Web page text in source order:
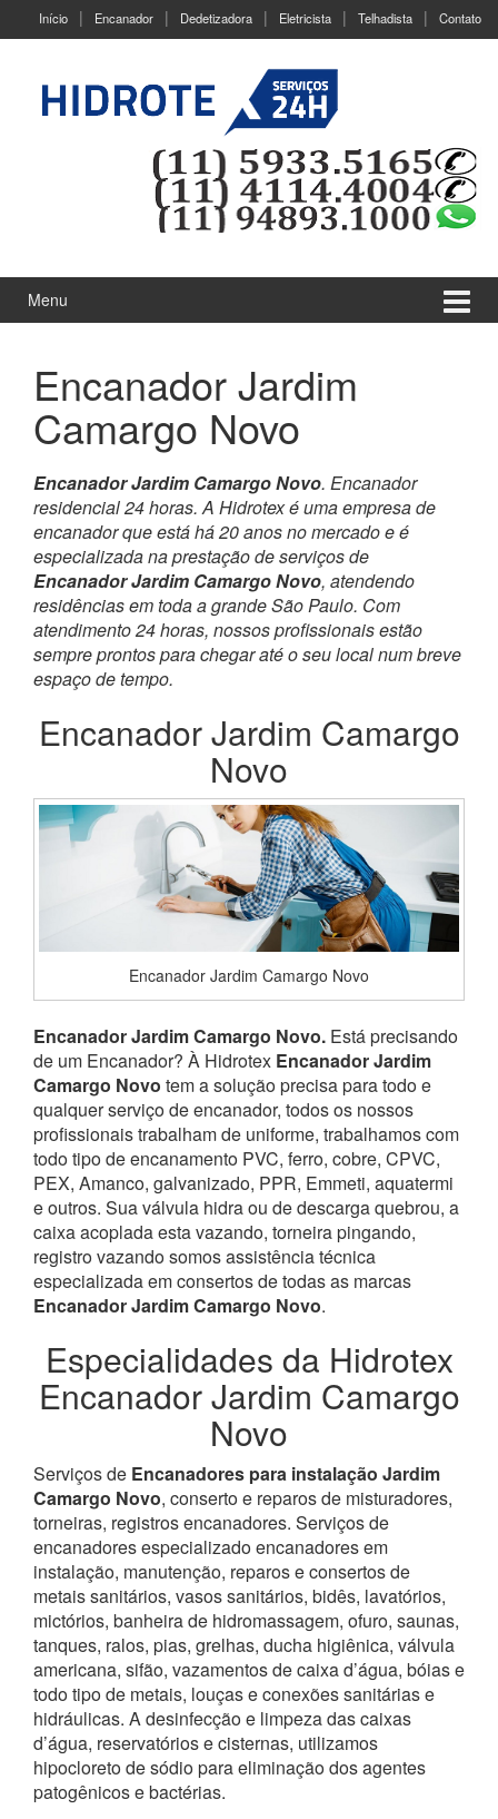
Início Encanador Dedetizadora Eletricista Telhadista Contato
Menu
Encanador Jardim
Camargo Novo
Encanador Jardim Camargo Novo. Encanador
residencial 24 horas. A Hidrotex é uma empresa de
encanador que está há 20 anos no mercado e é
especializada na prestação de serviços de
Encanador Jardim Camargo Novo, atendendo
residências em toda a grande São Paulo. Com
atendimento 24 horas, nossos profissionais estão
sempre prontos para chegar até o seu local num breve
espaço de tempo.
Encanador Jardim Camargo
Novo
Encanador Jardim Camargo Novo
Encanador Jardim Camargo Novo. Está precisando
de um Encanador? À Hidrotex Encanador Jardim
Camargo Novo tem a solução precisa para todo e
qualquer serviço de encanador, todos os nossos
profissionais trabalham de uniforme, trabalhamos com
todo tipo de encanamento PVC, ferro, cobre, CPVC,
PEX, Amanco, galvanizado, PPR, Emmeti, aquatermi
e outros. Sua válvula hidra ou de descarga quebrou, a
caixa acoplada esta vazando, torneira pingando,
registro vazando somos assistência técnica
especializada em consertos de todas as marcas
Encanador Jardim Camargo Novo.
Especialidades da Hidrotex
Encanador Jardim Camargo
Novo
Serviços de Encanadores para instalação Jardim
Camargo Novo, conserto e reparos de misturadores,
torneiras, registros encanadores. Serviços de
encanadores especializado encanadores em
instalação, manutenção, reparos e consertos de
metais sanitários, vasos sanitários, bidês, lavatórios,
mictórios, banheira de hidromassagem, ofuro, saunas,
tanques, ralos, pias, grelhas, ducha higiênica, válvula
americana, sifão, vazamentos de caixa d’água, bóias e
todo tipo de metais, louças e conexões sanitárias e
hidráulicas. A desinfecção e limpeza das caixas
d’água, reservatórios e cisternas, utilizamos
hipocloreto de sódio para eliminação dos agentes
patogênicos e bactérias.